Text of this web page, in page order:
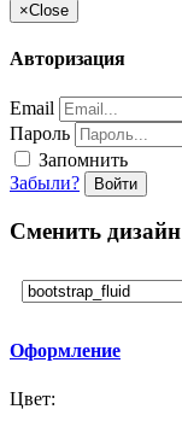
×Close
Авторизация
Email
Пароль
Запомнить
Забыли?
Войти
Сменить дизайн
Оформление
Цвет: